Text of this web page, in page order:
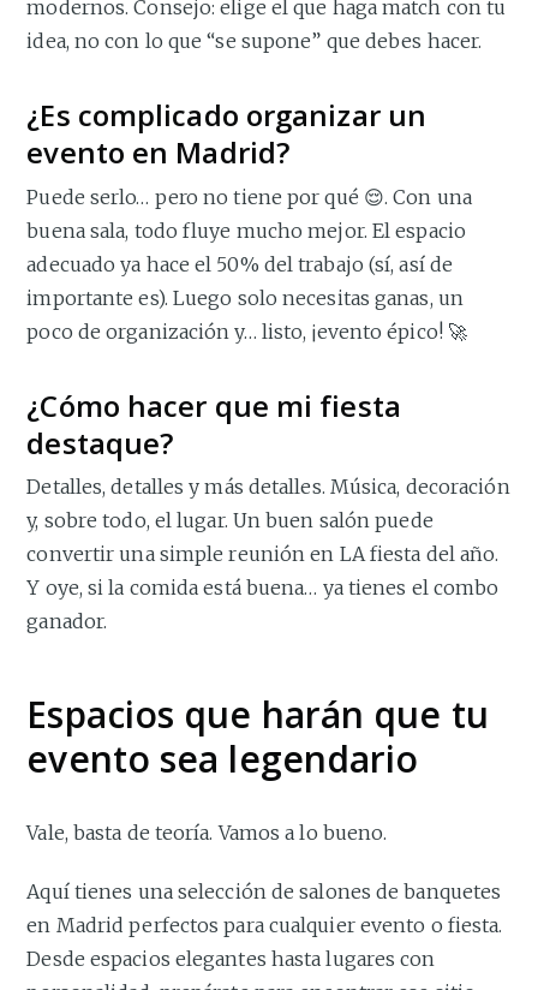
modernos. Consejo: elige el que haga match con tu
idea, no con lo que “se supone” que debes hacer.
¿Es complicado organizar un
evento en Madrid?
Puede serlo… pero no tiene por qué 😌. Con una
buena sala, todo fluye mucho mejor. El espacio
adecuado ya hace el 50% del trabajo (sí, así de
importante es). Luego solo necesitas ganas, un
poco de organización y… listo, ¡evento épico! 🚀
¿Cómo hacer que mi fiesta
destaque?
Detalles, detalles y más detalles. Música, decoración
y, sobre todo, el lugar. Un buen salón puede
convertir una simple reunión en LA fiesta del año.
Y oye, si la comida está buena… ya tienes el combo
ganador.
Espacios que harán que tu
evento sea legendario
Vale, basta de teoría. Vamos a lo bueno.
Aquí tienes una selección de salones de banquetes
en Madrid perfectos para cualquier evento o fiesta.
Desde espacios elegantes hasta lugares con